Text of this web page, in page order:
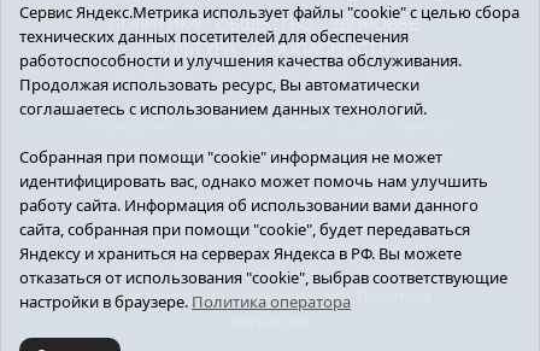
ПОЛИТИКА ОБЩЕСТВО
ЗДОРОВЬЕ
КУЛЬТУРА
БЕЗОПАСНОСТЬ
16+ © 2018 Сорокинский район в деталях.
Новости Сорокинского района
редактор - Королюк Елена Анатольевна, e-mail:
znamenka@inbox.ru, тел.: 8(34550)2-27-30
Регистрационный номер СМИ Эл №ФС77-69142
от 24 марта 2017 г., выданное Федеральной
службой по надзору в сфере связи,
информационных технологий и массовых
коммуникаций (Роскомнадзор).
Сервис Яндекс.Метрика использует файлы "cookie" с целью сбора
технических данных посетителей для обеспечения
работоспособности и улучшения качества обслуживания.
Продолжая использовать ресурс, Вы автоматически
соглашаетесь с использованием данных технологий.
Собранная при помощи "cookie" информация не может
идентифицировать вас, однако может помочь нам улучшить
работу сайта. Информация об использовании вами данного
сайта, собранная при помощи "cookie", будет передаваться
Яндексу и храниться на серверах Яндекса в РФ. Вы можете
отказаться от использования "cookie", выбрав соответствующие
настройки в браузере. Политика оператора